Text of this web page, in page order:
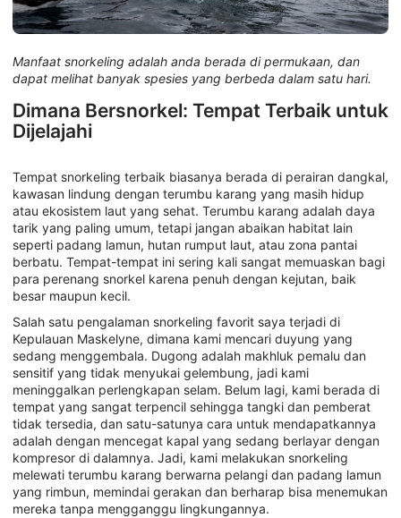
Manfaat snorkeling adalah anda berada di permukaan, dan
dapat melihat banyak spesies yang berbeda dalam satu hari.
Dimana Bersnorkel: Tempat Terbaik untuk
Dijelajahi
Tempat snorkeling terbaik biasanya berada di perairan dangkal,
kawasan lindung dengan terumbu karang yang masih hidup
atau ekosistem laut yang sehat. Terumbu karang adalah daya
tarik yang paling umum, tetapi jangan abaikan habitat lain
seperti padang lamun, hutan rumput laut, atau zona pantai
berbatu. Tempat-tempat ini sering kali sangat memuaskan bagi
para perenang snorkel karena penuh dengan kejutan, baik
besar maupun kecil.
Salah satu pengalaman snorkeling favorit saya terjadi di
Kepulauan Maskelyne, dimana kami mencari duyung yang
sedang menggembala. Dugong adalah makhluk pemalu dan
sensitif yang tidak menyukai gelembung, jadi kami
meninggalkan perlengkapan selam. Belum lagi, kami berada di
tempat yang sangat terpencil sehingga tangki dan pemberat
tidak tersedia, dan satu-satunya cara untuk mendapatkannya
adalah dengan mencegat kapal yang sedang berlayar dengan
kompresor di dalamnya. Jadi, kami melakukan snorkeling
melewati terumbu karang berwarna pelangi dan padang lamun
yang rimbun, memindai gerakan dan berharap bisa menemukan
mereka tanpa mengganggu lingkungannya.